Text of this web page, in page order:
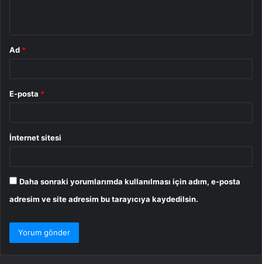
Ad *
E-posta *
İnternet sitesi
Daha sonraki yorumlarımda kullanılması için adım, e-posta
adresim ve site adresim bu tarayıcıya kaydedilsin.